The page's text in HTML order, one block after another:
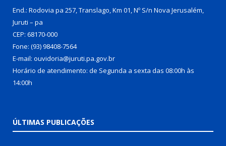
End.: Rodovia pa 257, Translago, Km 01, Nº S/n Nova Jerusalém,
Juruti – pa
CEP: 68170-000
Fone: (93) 98408-7564
E-mail: ouvidoria@juruti.pa.gov.br
Horário de atendimento: de Segunda a sexta das 08:00h às
14:00h
ÚLTIMAS PUBLICAÇÕES